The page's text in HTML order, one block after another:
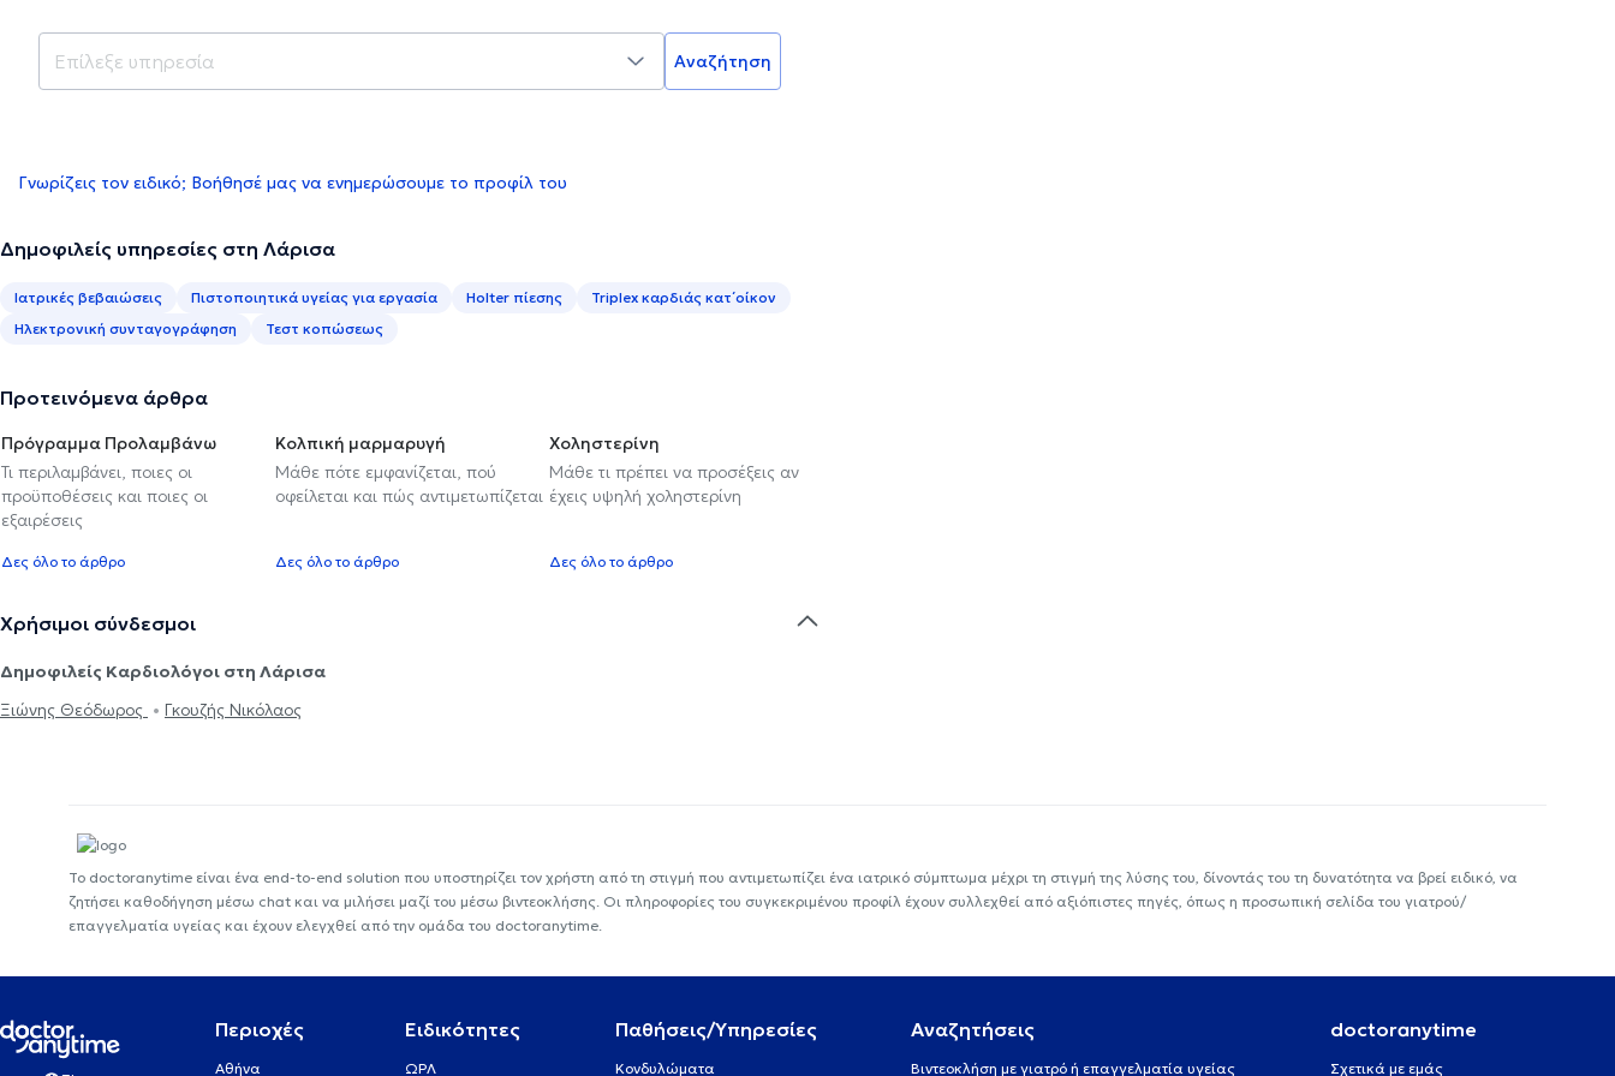
Αναζήτηση
Γνωρίζεις τον ειδικό; Βοήθησέ μας να ενημερώσουμε το προφίλ του
Δημοφιλείς υπηρεσίες στη Λάρισα
Ιατρικές βεβαιώσεις Πιστοποιητικά υγείας για εργασία Holter πίεσης
Triplex καρδιάς κατ΄οίκον
Ηλεκτρονική συνταγογράφηση
Τεστ κοπώσεως
Προτεινόμενα άρθρα
Πρόγραμμα Προλαμβάνω
Τι περιλαμβάνει, ποιες οι
προϋποθέσεις και ποιες οι
εξαιρέσεις
Δες όλο το άρθρο
Κολπική μαρμαρυγή
Μάθε πότε εμφανίζεται, πού
οφείλεται και πώς αντιμετωπίζεται
Δες όλο το άρθρο
Χοληστερίνη
Μάθε τι πρέπει να προσέξεις αν
έχεις υψηλή χοληστερίνη
Δες όλο το άρθρο
Χρήσιμοι σύνδεσμοι
Δημοφιλείς Καρδιολόγοι στη Λάρισα
Ξιώνης Θεόδωρος
Γκουζής Νικόλαος
Το doctoranytime είναι ένα end-to-end solution που υποστηρίζει τον χρήστη από τη στιγμή που αντιμετωπίζει ένα ιατρικό σύμπτωμα μέχρι τη στιγμή της λύσης του, δίνοντάς του τη δυνατότητα να βρεί ειδικό, να
ζητήσει καθοδήγηση μέσω chat και να μιλήσει μαζί του μέσω βιντεοκλήσης. Οι πληροφορίες του συγκεκριμένου προφίλ έχουν συλλεχθεί από αξιόπιστες πηγές, όπως η προσωπική σελίδα του γιατρού/
επαγγελματία υγείας και έχουν ελεγχθεί από την ομάδα του doctoranytime.
Περιοχές
Αθήνα
Ειδικότητες
ΩΡΛ
Παθήσεις/Υπηρεσίες
Κονδυλώματα
Αναζητήσεις
Βιντεοκλήση με γιατρό ή επαγγελματία υγείας
doctoranytime
Σχετικά με εμάς